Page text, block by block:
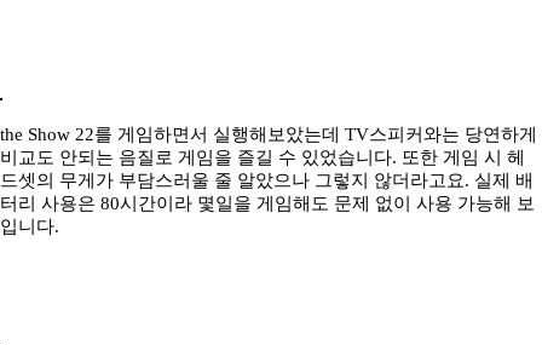
the Show 22를 게임하면서 실행해보았는데 TV스피커와는 당연하게
비교도 안되는 음질로 게임을 즐길 수 있었습니다. 또한 게임 시 헤
드셋의 무게가 부담스러울 줄 알았으나 그렇지 않더라고요. 실제 배
터리 사용은 80시간이라 몇일을 게임해도 문제 없이 사용 가능해 보
입니다.